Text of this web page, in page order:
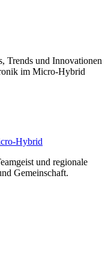
Trends und Innovationen
im Micro-Hybrid
Hybrid
und regionale
Gemeinschaft.